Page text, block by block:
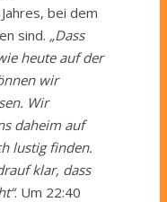
bei dem
sind. „Dass
heute auf der
wir
Wir
daheim auf
lustig finden.
klar, dass
. Um 22:40